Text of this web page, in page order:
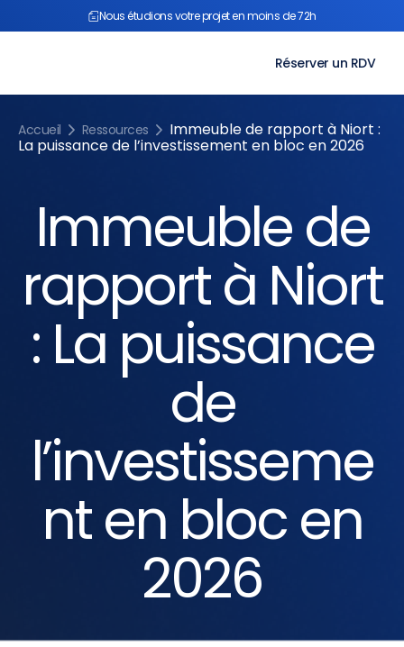
contenu
Nous étudions votre projet en moins de 72h
Réserver un RDV
Accueil Ressources Immeuble de rapport à Niort :
La puissance de l’investissement en bloc en 2026
Immeuble de
rapport à Niort
: La puissance
de
l’investisseme
nt en bloc en
2026